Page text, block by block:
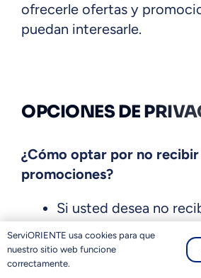
ofrecerle ofertas y
puedan interesarle.
OPCIONES DE
¿Cómo optar por no
promociones?
Si usted desea no
ofertas o promociones
ServiORIENTE o los
ServiORIENTE por
ServiORIENTE usa cookies para que
nuestro sitio web funcione
correctamente.